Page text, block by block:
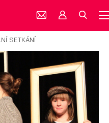
SETKÁNÍ